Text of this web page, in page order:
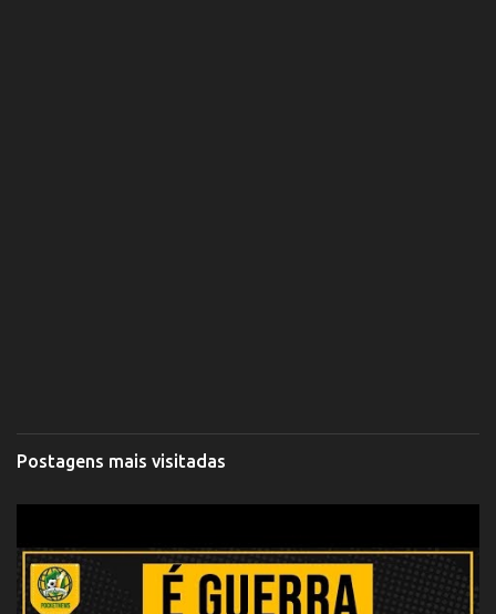
Postagens mais visitadas